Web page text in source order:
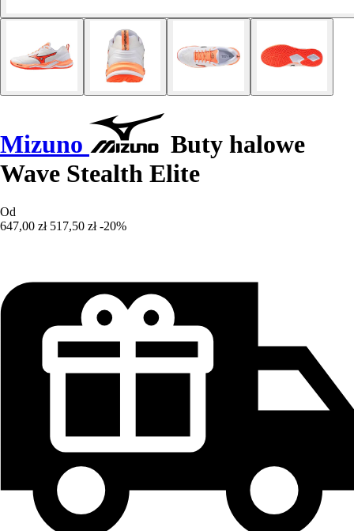
Mizuno
Buty halowe
Wave Stealth Elite
Od
647,00 zł 517,50 zł -20%